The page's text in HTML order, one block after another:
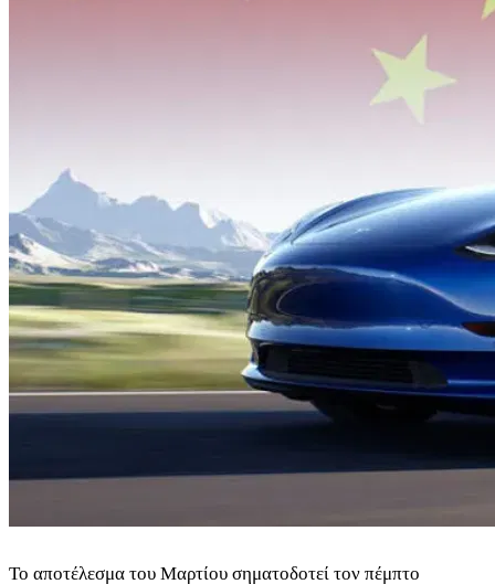
Το αποτέλεσμα του Μαρτίου σηματοδοτεί τον πέμπτο